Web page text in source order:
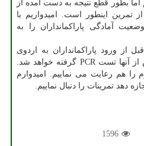
اما بطور قطع نتیجه به دست آمده از
تمرین اینطور است. امیدواریم با
آمادگی پاراکمانداران را به
از ورود پاراکمانداران به اردوی
پیش بینی شده در جزیره کیش از آنها تست PCR گرفته خواهد شد.
را هم رعایت می نماییم. امیدوارم
دهد تمرینات را دنبال نماییم.
1596